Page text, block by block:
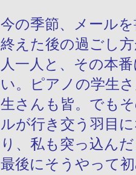
今の季節、メール
終えた後の過ごし
人一人と、その本
い。ピアノの学生
生さんも皆。でも
ルが行き交う羽目
り、私も突っ込ん
最後にそうやって